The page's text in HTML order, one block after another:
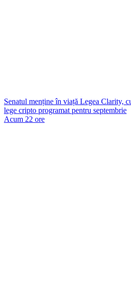
Senatul menține în viață Legea Clarity,
lege cripto programat pentru septembrie
Acum 22 ore